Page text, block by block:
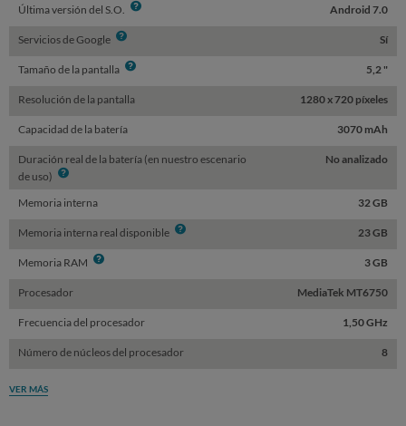
Última versión del S.O. Info Android 7.0
Servicios de Google Info Sí
Tamaño de la pantalla Info 5,2 "
Resolución de la pantalla 1280 x 720 píxeles
Capacidad de la batería 3070 mAh
Duración real de la batería (en nuestro escenario
de uso) Info
No analizado
Memoria interna 32 GB
Memoria interna real disponible Info 23 GB
Memoria RAM Info 3 GB
Procesador MediaTek MT6750
Frecuencia del procesador 1,50 GHz
Número de núcleos del procesador 8
VER MÁS